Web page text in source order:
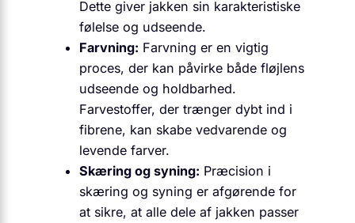
Dette giver jakken sin karakteristiske
følelse og udseende.
Farvning: Farvning er en vigtig
proces, der kan påvirke både fløjlens
udseende og holdbarhed.
Farvestoffer, der trænger dybt ind i
fibrene, kan skabe vedvarende og
levende farver.
Skæring og syning: Præcision i
skæring og syning er afgørende for
at sikre, at alle dele af jakken passer